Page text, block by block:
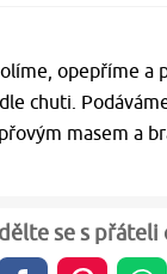
opepříme a
chuti.
masem a
se s přáteli